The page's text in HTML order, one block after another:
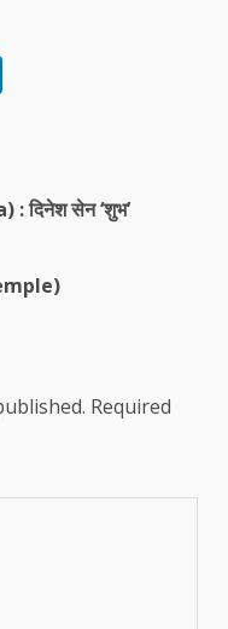
दिनेश सेन ‘शुभ’
Required